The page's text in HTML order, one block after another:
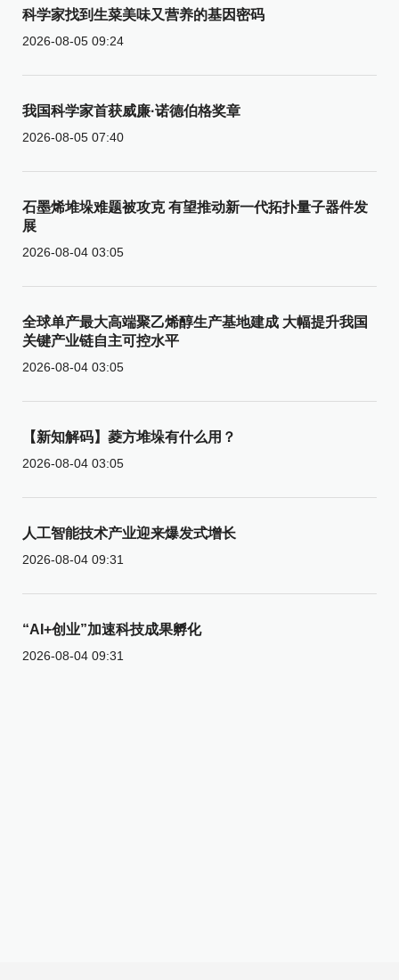
科学家找到生菜美味又营养的基因密码
2026-08-05 09:24
我国科学家首获威廉·诺德伯格奖章
2026-08-05 07:40
石墨烯堆垛难题被攻克 有望推动新一代拓扑量子器件发
展
2026-08-04 03:05
全球单产最大高端聚乙烯醇生产基地建成 大幅提升我国
关键产业链自主可控水平
2026-08-04 03:05
【新知解码】菱方堆垛有什么用？
2026-08-04 03:05
人工智能技术产业迎来爆发式增长
2026-08-04 09:31
“AI+创业”加速科技成果孵化
2026-08-04 09:31